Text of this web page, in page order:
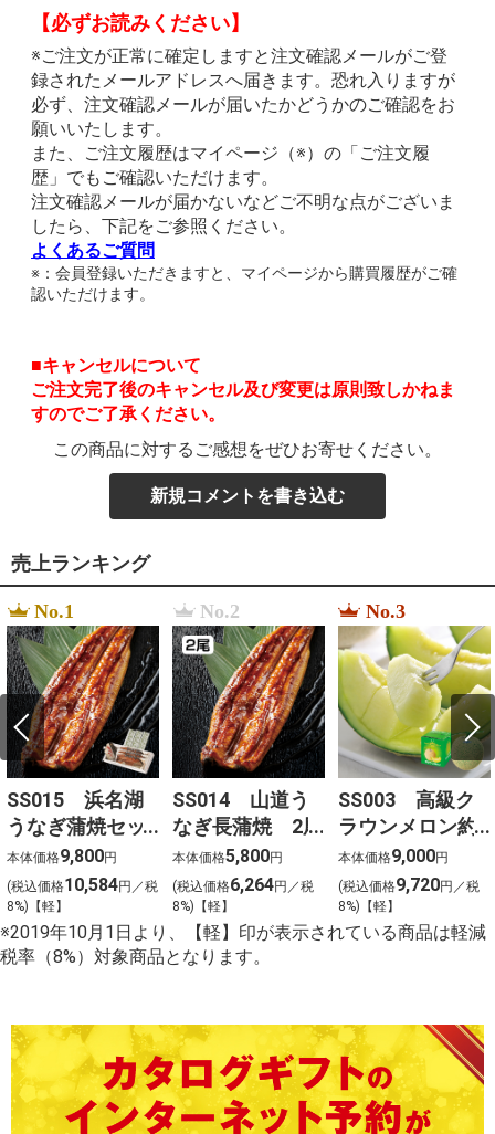
【必ずお読みください】
※ご注文が正常に確定しますと注文確認メールがご登
録されたメールアドレスへ届きます。恐れ入りますが
必ず、注文確認メールが届いたかどうかのご確認をお
願いいたします。
また、ご注文履歴はマイページ（※）の「ご注文履
歴」でもご確認いただけます。
注文確認メールが届かないなどご不明な点がございま
したら、下記をご参照ください。
よくあるご質問
※：会員登録いただきますと、マイページから購買履歴がご確
認いただけます。
■キャンセルについて
ご注文完了後のキャンセル及び変更は原則致しかねま
すのでご了承ください。
この商品に対するご感想をぜひお寄せください。
新規コメントを書き込む
売上ランキング
No.1
SS015 浜名湖
うなぎ蒲焼セッ
ト 3尾
本体価格9,800円
(税込価格10,584円／税
8%)【軽】
No.2
SS014 山道う
なぎ長蒲焼 2尾
本体価格5,800円
(税込価格6,264円／税
8%)【軽】
No.3
SS003 高級ク
ラウンメロン約
1.3kg
本体価格9,000円
(税込価格9,720円／税
8%)【軽】
※2019年10月1日より、【軽】印が表示されている商品は軽減
税率（8%）対象商品となります。